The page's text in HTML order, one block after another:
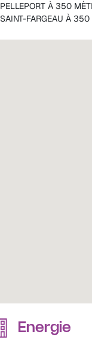
PELLEPORT À 350
SAINT-FARGEAU À 350
Energie